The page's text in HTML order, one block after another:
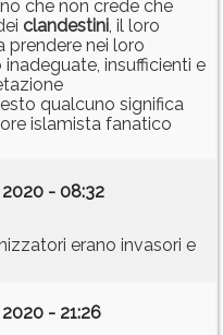
che non crede che
clandestini, il loro
prendere nei loro
insufficienti e
qualcuno significa
islamista fanatico
- 08:32
erano invasori e
- 21:26